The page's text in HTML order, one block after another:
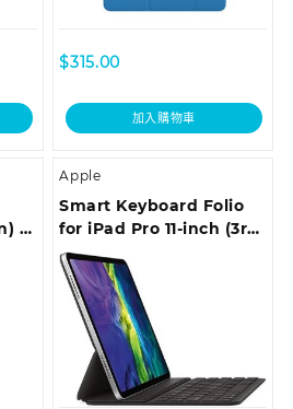
$315.00
加入購物車
–
Apple
Smart Keyboard Folio
for iPad Pro 11-inch (3rd
generation) and iPad
Air (4th generation) —
Chinese (Pinyin)